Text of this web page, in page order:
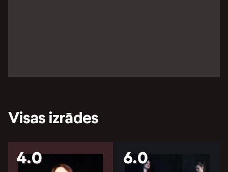
Visas izrādes
4.0 6.0